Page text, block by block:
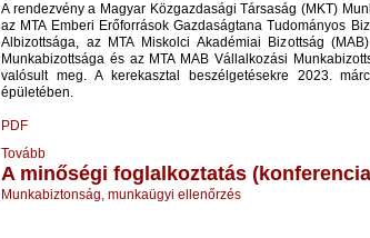
A rendezvény a Magyar Közgazdasági Társaság (MKT)
az MTA Emberi Erőforrások Gazdaságtana Tudományos
Albizottsága, az MTA Miskolci Akadémiai Bizottság
Munkabizottsága és az MTA MAB Vállalkozási
valósult meg. A kerekasztal beszélgetésekre 2023.
épületében.
PDF
Tovább
A minőségi foglalkoztatás
Munkabiztonság, munkaügyi ellenőrzés